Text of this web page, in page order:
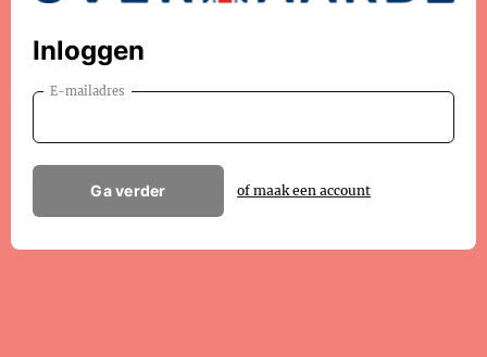
Inloggen
E-mailadres
Ga verder of maak een account